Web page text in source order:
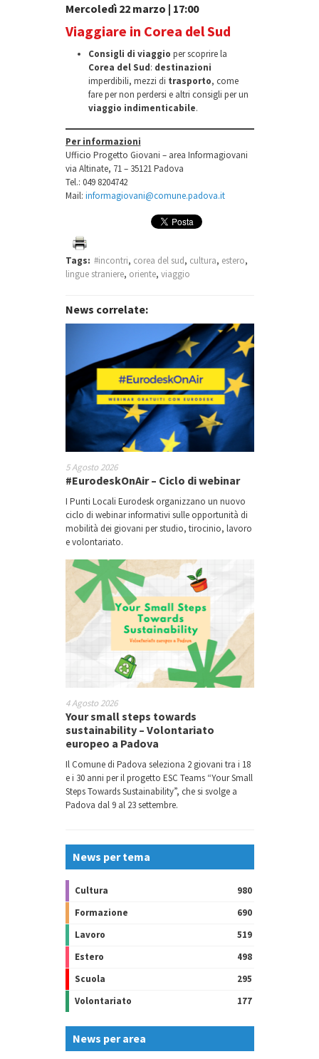
Mercoledì 22 marzo | 17:00
Viaggiare in Corea del Sud
Consigli di viaggio per scoprire la
Corea del Sud: destinazioni
imperdibili, mezzi di trasporto, come
fare per non perdersi e altri consigli per un
viaggio indimenticabile.
Per informazioni
Ufficio Progetto Giovani – area Informagiovani
via Altinate, 71 – 35121 Padova
Tel.: 049 8204742
Mail: informagiovani@comune.padova.it
Tags: #incontri, corea del sud, cultura, estero,
lingue straniere, oriente, viaggio
News correlate:
5 Agosto 2026
#EurodeskOnAir – Ciclo di webinar
I Punti Locali Eurodesk organizzano un nuovo
ciclo di webinar informativi sulle opportunità di
mobilità dei giovani per studio, tirocinio, lavoro
e volontariato.
4 Agosto 2026
Your small steps towards
sustainability – Volontariato
europeo a Padova
Il Comune di Padova seleziona 2 giovani tra i 18
e i 30 anni per il progetto ESC Teams “Your Small
Steps Towards Sustainability”, che si svolge a
Padova dal 9 al 23 settembre.
News per tema
Cultura
980
Formazione
690
Lavoro
519
Estero
498
Scuola
295
Volontariato
177
News per area